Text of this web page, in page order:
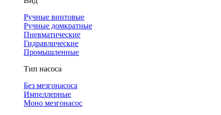
Ручные винтовые
Ручные домкратные
Пневматические
Гидравлические
Промышленные
Тип насоса
Без мезгонасоса
Импеллерные
Моно мезгонасос